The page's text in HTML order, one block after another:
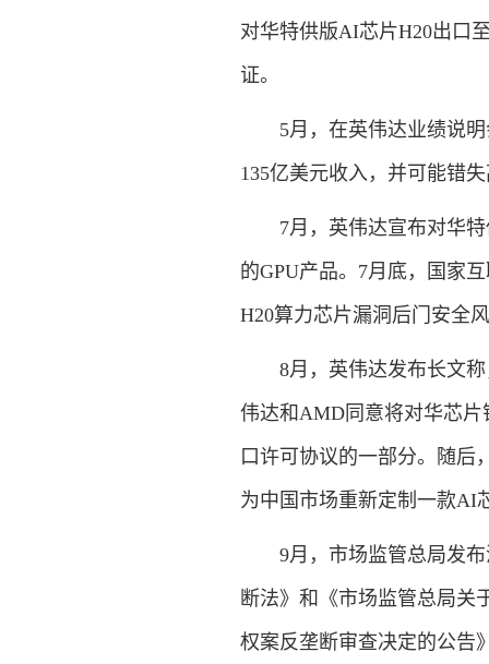
对华特供版AI芯片H20出口
证。
5月，在英伟达业绩说
135亿美元收入，并可能错
7月，英伟达宣布对华
的GPU产品。7月底，国家
H20算力芯片漏洞后门安全
8月，英伟达发布长文
伟达和AMD同意将对华芯
口许可协议的一部分。随后
为中国市场重新定制一款AI
9月，市场监管总局发
断法》和《市场监管总局关
权案反垄断审查决定的公告